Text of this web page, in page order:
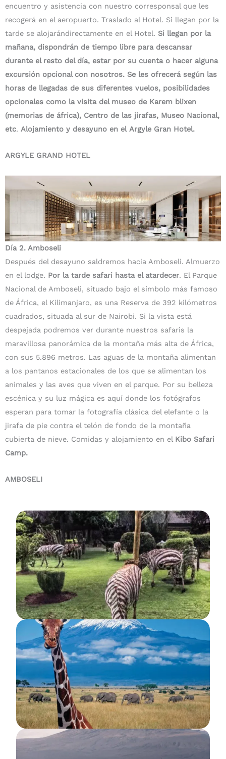
encuentro y asistencia con nuestro corresponsal que les
recogerá en el aeropuerto. Traslado al Hotel. Si llegan por la
tarde se alojarándirectamente en el Hotel. Si llegan por la
mañana, dispondrán de tiempo libre para descansar
durante el resto del día, estar por su cuenta o hacer alguna
excursión opcional con nosotros. Se les ofrecerá según las
horas de llegadas de sus diferentes vuelos, posibilidades
opcionales como la visita del museo de Karem blixen
(memorias de áfrica), Centro de las jirafas, Museo Nacional,
etc. Alojamiento y desayuno en el Argyle Gran Hotel.
ARGYLE GRAND HOTEL
Día 2. Amboseli
Después del desayuno saldremos hacia Amboseli. Almuerzo
en el lodge. Por la tarde safari hasta el atardecer. El Parque
Nacional de Amboseli, situado bajo el símbolo más famoso
de África, el Kilimanjaro, es una Reserva de 392 kilómetros
cuadrados, situada al sur de Nairobi. Si la vista está
despejada podremos ver durante nuestros safaris la
maravillosa panorámica de la montaña más alta de África,
con sus 5.896 metros. Las aguas de la montaña alimentan
a los pantanos estacionales de los que se alimentan los
animales y las aves que viven en el parque. Por su belleza
escénica y su luz mágica es aquí donde los fotógrafos
esperan para tomar la fotografía clásica del elefante o la
jirafa de pie contra el telón de fondo de la montaña
cubierta de nieve. Comidas y alojamiento en el Kibo Safari
Camp.
AMBOSELI